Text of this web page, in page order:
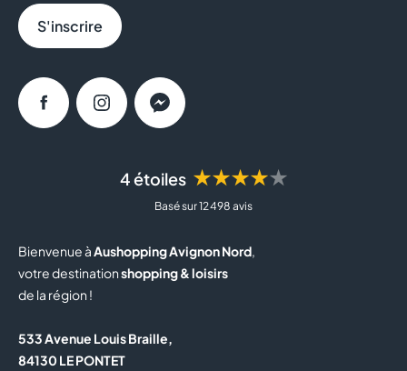
4 étoiles ★★★★★
Basé sur 12 498 avis
Bienvenue àAushopping Avignon Nord,
votre destinationshopping & loisirs
de la région !
533 Avenue Louis Braille,
84130 LE PONTET
S'inscrire
FacebookInstagramMessenger